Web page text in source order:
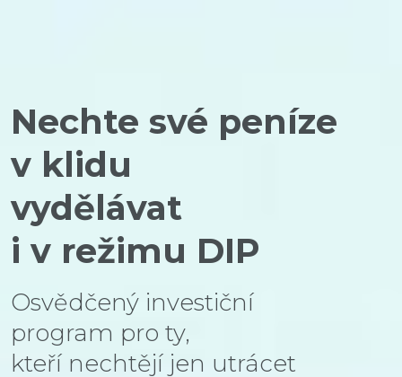
Nechte své peníze
v klidu
vydělávat
i v režimu DIP
Osvědčený investiční
program pro ty,
kteří nechtějí jen utrácet